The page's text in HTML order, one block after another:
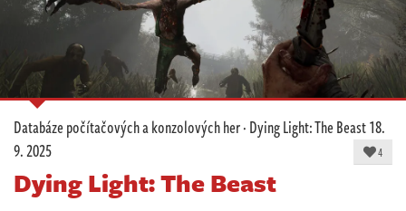
Recenze
Videa
Soutěže
Databáze
Komunita
Databáze počítačových a konzolových her·Dying Light: The Beast18.
9. 2025
4
Dying Light: The Beast